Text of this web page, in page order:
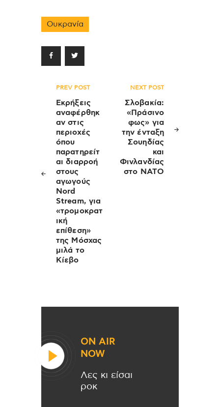
Ουκρανία
Πλοήγηση
άρθρων
PREV POST
Εκρήξεις
αναφέρθηκ
αν στις
περιοχές
όπου
παρατηρείτ
αι διαρροή
στους
αγωγούς
Nord
Stream, για
«τρομοκρατ
ική
επίθεση»
της Μόσχας
μιλά το
Κίεβο
NEXT POST
Σλοβακία:
«Πράσινο
φως» για
την ένταξη
Σουηδίας
και
Φινλανδίας
στο ΝΑΤΟ
ON AIR
NOW
Λες κι είσαι
ροκ